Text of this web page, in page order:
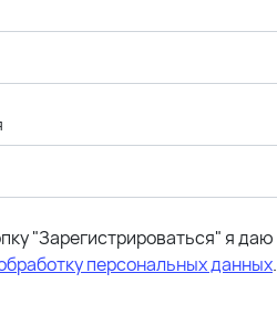
"Зарегистрироваться" я даю
персональных данных.